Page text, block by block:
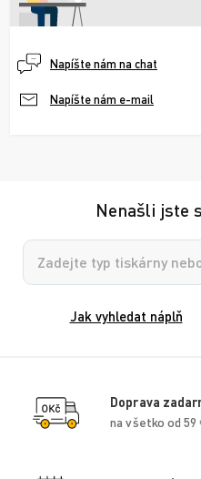
Napíšte nám na chat
Napíšte nám e-mail
Nenašli jste
Vyhledávání
Jak vyhledat náplň
Doprava
na všetko od 59